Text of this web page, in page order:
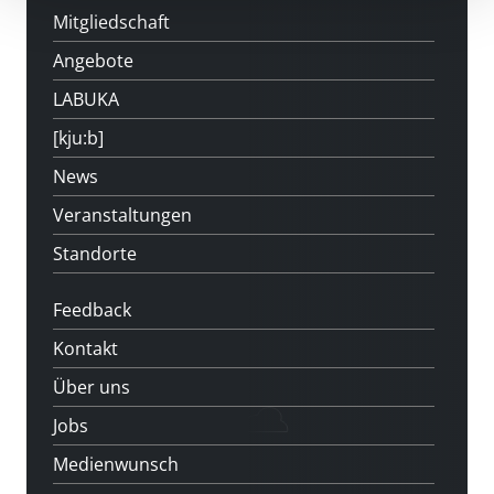
Mitgliedschaft
Angebote
LABUKA
[kju:b]
News
Veranstaltungen
Standorte
Feedback
Kontakt
Über uns
Jobs
Medienwunsch